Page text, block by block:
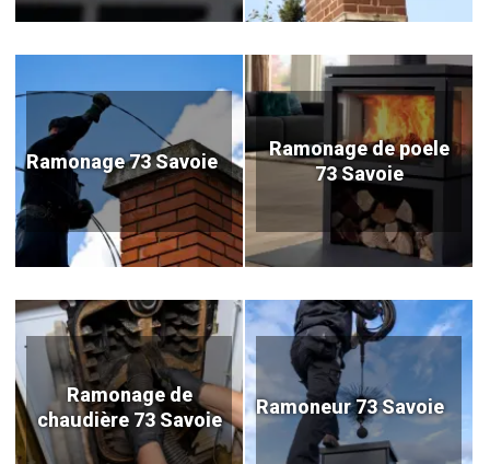
Ramonage 73 Savoie
Ramonage de poele
73 Savoie
Ramonage de
chaudière 73 Savoie
Ramoneur 73 Savoie